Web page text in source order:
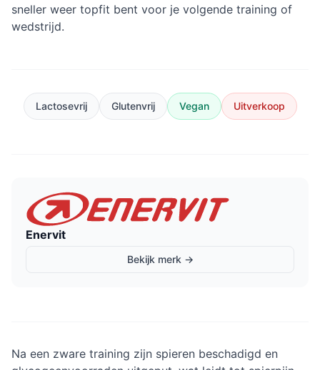
sneller weer topfit bent voor je volgende training of
wedstrijd.
Lactosevrij Glutenvrij Vegan Uitverkoop
Enervit
Bekijk merk →
Na een zware training zijn spieren beschadigd en